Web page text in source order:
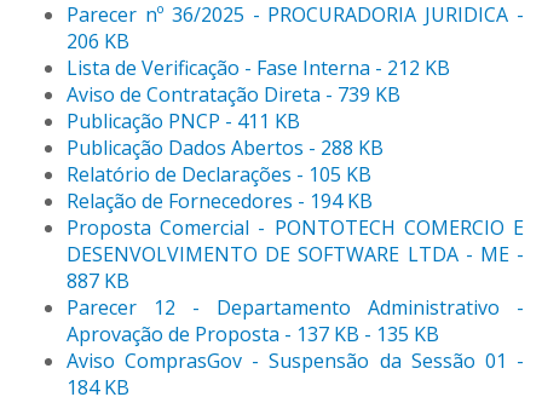
Parecer nº 36/2025 - PROCURADORIA JURIDICA -
206 KB
Lista de Verificação - Fase Interna - 212 KB
Aviso de Contratação Direta - 739 KB
Publicação PNCP - 411 KB
Publicação Dados Abertos - 288 KB
Relatório de Declarações - 105 KB
Relação de Fornecedores - 194 KB
Proposta Comercial - PONTOTECH COMERCIO E
DESENVOLVIMENTO DE SOFTWARE LTDA - ME -
887 KB
Parecer 12 - Departamento Administrativo -
Aprovação de Proposta - 137 KB - 135 KB
Aviso ComprasGov - Suspensão da Sessão 01 -
184 KB